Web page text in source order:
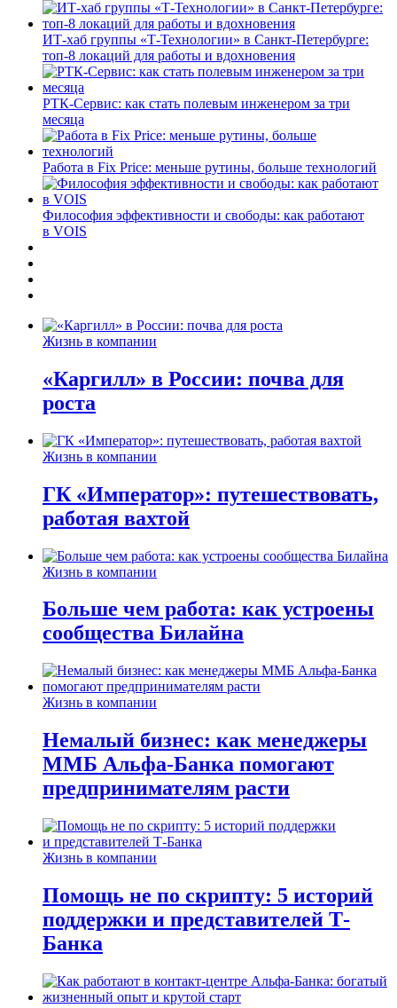
ИТ-хаб группы «Т-Технологии» в Санкт-Петербурге:
топ-8 локаций для работы и вдохновения
РТК-Сервис: как стать полевым инженером за три
месяца
Работа в Fix Price: меньше рутины, больше технологий
Философия эффективности и свободы: как работают
в VOIS
Жизнь в компании
«Каргилл» в России: почва для
роста
Жизнь в компании
ГК «Император»: путешествовать,
работая вахтой
Жизнь в компании
Больше чем работа: как устроены
сообщества Билайна
Жизнь в компании
Немалый бизнес: как менеджеры
ММБ Альфа-Банка помогают
предпринимателям расти
Жизнь в компании
Помощь не по скрипту: 5 историй
поддержки и представителей Т-
Банка